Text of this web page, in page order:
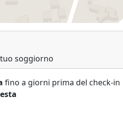
soggiorno
fino a giorni prima del check-in